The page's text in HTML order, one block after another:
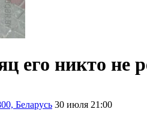
его никто не
Беларусь 30 июля 21:00